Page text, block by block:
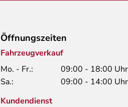
Öffnungszeiten
Fahrzeugverkauf
Mo. - Fr.:
09:00 - 18:00 Uhr
Sa.:
09:00 - 14:00 Uhr
Kundendienst